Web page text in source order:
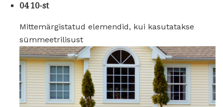
04 10-st
Mittemärgistatud elemendid, kui kasutatakse
sümmeetrilisust